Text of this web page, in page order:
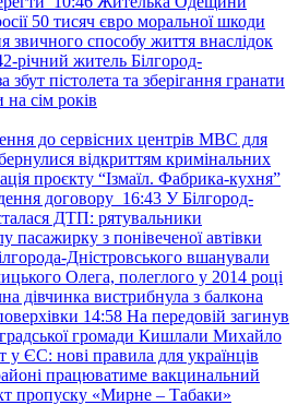
50 тисяч євро моральної шкоди
звичного способу життя внаслідок
річний житель Білгород-
збут пістолета та зберігання гранати
сім років
до сервісних центрів МВС для
відкриттям кримінальних
проєкту “Ізмаїл. Фабрика-кухня”
договору 16:43 У Білгород-
ДТП: рятувальники
пасажирку з понівеченої автівки
Дністровського вшанували
Олега, полеглого у 2014 році
дівчинка вистрибнула з балкона
14:58 На передовій загинув
громади Кишлали Михайло
у ЄС: нові правила для українців
працюватиме вакцинальний
пропуску «Мирне – Табаки»